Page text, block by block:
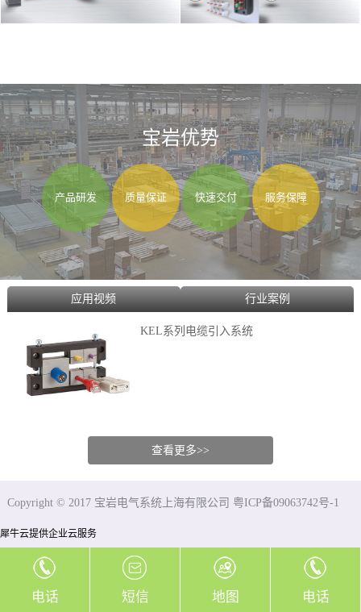
宝岩优势
产品研发 质量保证 快速交付 服务保障
应用视频 行业案例
KEL系列电缆引入系统
查看更多>>
Copyright © 2017 宝岩电气系统上海有限公司 粤ICP备09063742号-1
犀牛云提供企业云服务
电话 短信 地图 电话